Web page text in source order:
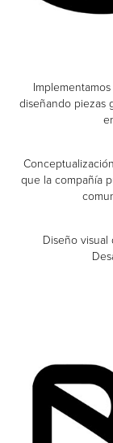
diseñando piezas
que la compañía
Diseño